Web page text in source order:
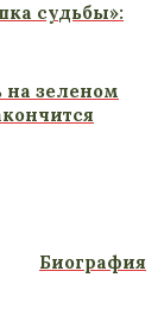
судьбы»:
на зеленом
Биография